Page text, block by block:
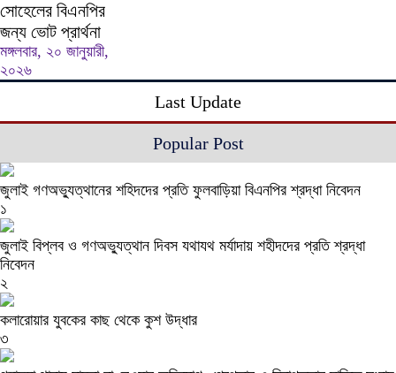
সোহেলের বিএনপির
জন্য ভোট প্রার্থনা
মঙ্গলবার, ২০ জানুয়ারী,
২০২৬
Last Update
Popular Post
জুলাই গণঅভ্যুত্থানের শহিদদের প্রতি ফুলবাড়িয়া বিএনপির শ্রদ্ধা নিবেদন
১
জুলাই বিপ্লব ও গণঅভ্যুত্থান দিবস যথাযথ মর্যাদায় শহীদদের প্রতি শ্রদ্ধা
নিবেদন
২
কলারোয়ার যুবকের কাছ থেকে কুশ উদ্ধার
৩